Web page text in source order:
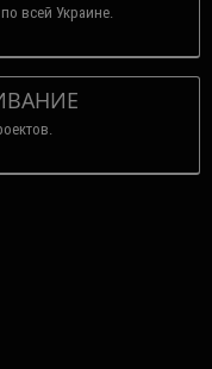
всей Украине.